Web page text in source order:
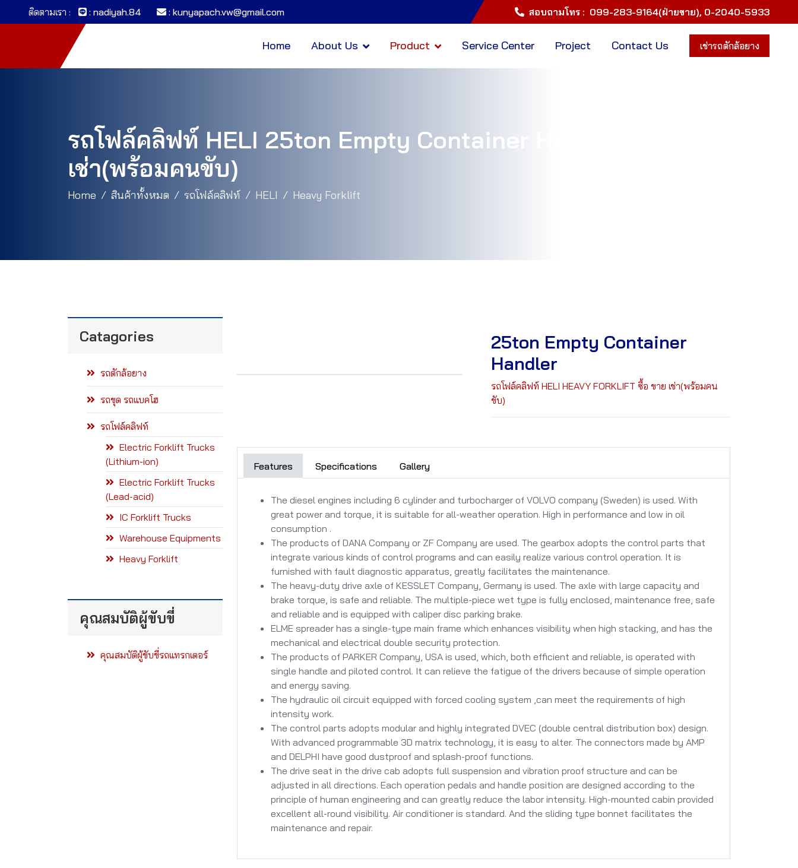
ติดตามเรา : : nadiyah.84 : kunyapach.vw@gmail.com สอบถามโทร : 099-283-9164(ฝ่ายขาย), 0-2040-5933
Home About Us Product Service Center Project Contact Us เช่ารถตักล้อยาง
รถโฟล์คลิฟท์ HELI 25ton Empty Container Handler ซื้อ ขาย
เช่า(พร้อมคนขับ)
Home สินค้าทั้งหมด รถโฟล์คลิฟท์ HELI Heavy Forklift
Catagories
รถตักล้อยาง
รถขุด รถแบคโฮ
รถโฟล์คลิฟท์
Electric Forklift Trucks
(Lithium-ion)
Electric Forklift Trucks
(Lead-acid)
IC Forklift Trucks
Warehouse Equipments
Heavy Forklift
คุณสมบัติผู้ขับขี่
คุณสมบัติผู้ขับขี่รถแทรกเตอร์
25ton Empty Container
Handler
รถโฟล์คลิฟท์ HELI HEAVY FORKLIFT ซื้อ ขาย เช่า(พร้อมคน
ขับ)
Features Specifications Gallery
The diesel engines including 6 cylinder and turbocharger of VOLVO company (Sweden) is used. With
great power and torque, it is suitable for all-weather operation. High in performance and low in oil
consumption .
The products of DANA Company or ZF Company are used. The gearbox adopts the control parts that
integrate various kinds of control programs and can easily realize various control operation. It is
furnished with fault diagnostic apparatus, greatly facilitates the maintenance.
The heavy-duty drive axle of KESSLET Company, Germany is used. The axle with large capacity and
brake torque, is safe and reliable. The multiple-piece wet type is fully enclosed, maintenance free, safe
and reliable and is equipped with caliper disc parking brake.
ELME spreader has a single-type main frame which enhances visibility when high stacking, and has the
mechanical and electrical double security protection.
The products of PARKER Company, USA is used, which, both efficient and reliable, is operated with
single handle and piloted control. It can relieve the fatigue of the drivers because of simple operation
and energy saving.
The hydraulic oil circuit equipped with forced cooling system ,can meet the requirements of high
intensity work.
The control parts adopts modular and highly integrated DVEC (double central distribution box) design.
With advanced programmable 3D matrix technology, it is easy to alter. The connectors made by AMP
and DELPHI have good dustproof and splash-proof functions.
The drive seat in the drive cab adopts full suspension and vibration proof structure and can be
adjusted in all directions. Each operation pedals and handle position are designed according to the
principle of human engineering and can greatly reduce the labor intensity. High-mounted cabin provided
excellent all-round visibility. Air conditioner is standard. And the sliding type bonnet facilitates the
maintenance and repair.